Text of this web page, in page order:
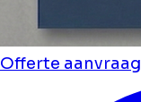
Offerte aanvraag